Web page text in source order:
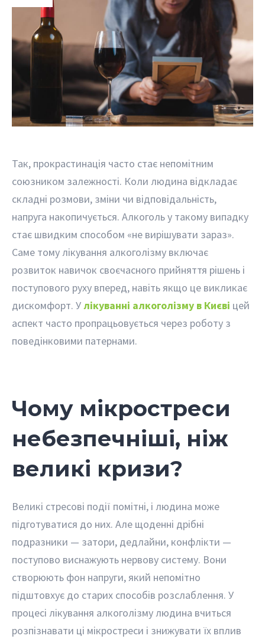
Так, прокрастинація часто стає непомітним
союзником залежності. Коли людина відкладає
складні розмови, зміни чи відповідальність,
напруга накопичується. Алкоголь у такому випадку
стає швидким способом «не вирішувати зараз».
Саме тому лікування алкоголізму включає
розвиток навичок своєчасного прийняття рішень і
поступового руху вперед, навіть якщо це викликає
дискомфорт. Улікуванні алкоголізму в Києві цей
аспект часто пропрацьовується через роботу з
поведінковими патернами.
Чому мікростреси
небезпечніші, ніж
великі кризи?
Великі стресові події помітні, і людина може
підготуватися до них. Але щоденні дрібні
подразники — затори, дедлайни, конфлікти —
поступово виснажують нервову систему. Вони
створюють фон напруги, який непомітно
підштовхує до старих способів розслаблення. У
процесі лікування алкоголізму людина вчиться
розпізнавати ці мікростреси і знижувати їх вплив